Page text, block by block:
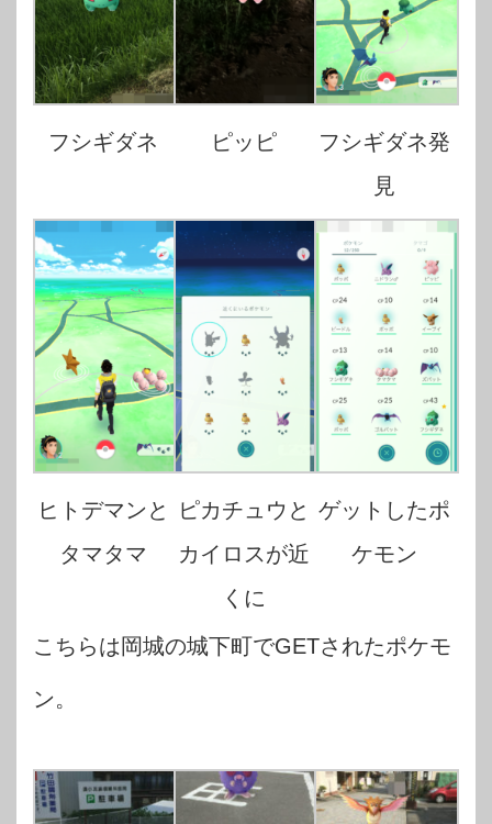
フシギダネ ピッピ
フシギダネ発
見
ヒトデマンと
タマタマ
ピカチュウと
カイロスが近
くに
ゲットしたポ
ケモン
こちらは岡城の城下町でGETされたポケモ
ン。